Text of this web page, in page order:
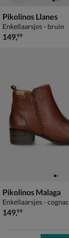
Pikolinos Llanes
Enkellaarsjes - bruin
€ 149,99
149,99
Pikolinos Malaga
Enkellaarsjes - cognac
€ 149,99
149,99